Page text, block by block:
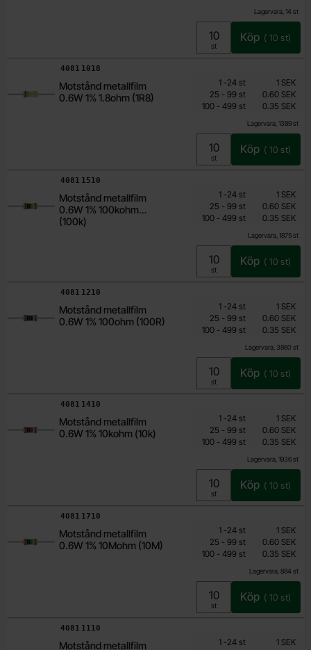
Lagervara, 14 st
Enhet:
st
Köp ( 10 st)
Motstånd metallfilm
0.6W 1% 1.8ohm (1R8)
Art. nr
4081 1018
Lagervara, 1389 st
Från
0.15 SEK
Inklusive 25% moms
Enhet:
st
Köp ( 10 st)
Mängdrabatt
Pris /st
1 -till
24 st
1 SEK
25 - till
99 st
0.60 SEK
100 - till
499 st 0.35 SEK
Motstånd metallfilm
0.6W 1% 100kohm
(100k)
Art. nr
4081 1510
Lagervara, 1875 st
Från
0.15 SEK
Inklusive 25% moms
Enhet:
st
Köp ( 10 st)
Mängdrabatt
Pris /st
1 -till
24 st
1 SEK
25 - till
99 st
0.60 SEK
100 - till
499 st 0.35 SEK
Motstånd metallfilm
0.6W 1% 100ohm (100R)
Art. nr
4081 1210
Lagervara, 3860 st
Från
0.15 SEK
Inklusive 25% moms
Enhet:
st
Köp ( 10 st)
Mängdrabatt
Pris /st
1 -till
24 st
1 SEK
25 - till
99 st
0.60 SEK
100 - till
499 st 0.35 SEK
Motstånd metallfilm
0.6W 1% 10kohm (10k)
Art. nr
4081 1410
Lagervara, 1936 st
Från
0.15 SEK
Inklusive 25% moms
Enhet:
st
Köp ( 10 st)
Mängdrabatt
Pris /st
1 -till
24 st
1 SEK
25 - till
99 st
0.60 SEK
100 - till
499 st 0.35 SEK
Motstånd metallfilm
0.6W 1% 10Mohm (10M)
Art. nr
4081 1710
Lagervara, 884 st
Från
0.15 SEK
Inklusive 25% moms
Enhet:
st
Köp ( 10 st)
Mängdrabatt
Pris /st
1 -till
24 st
1 SEK
25 - till
99 st
0.60 SEK
100 - till
499 st 0.35 SEK
Motstånd metallfilm
Art. nr
4081 1110
Från
Mängdrabatt
Pris /st
1 -till
24 st
1 SEK